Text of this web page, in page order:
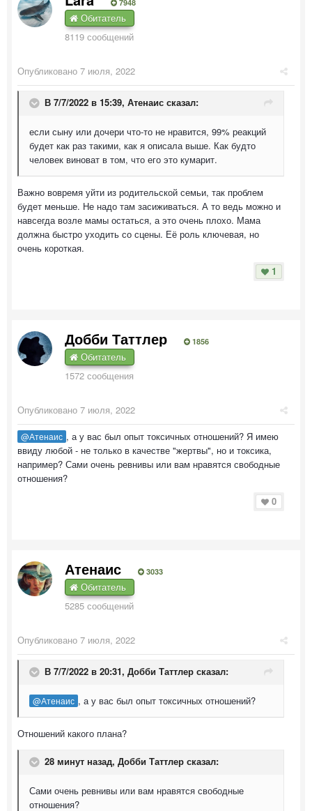
7948
Обитатель
8119 сообщений
Опубликовано 7 июля, 2022
В 7/7/2022 в 15:39, Атенаис сказал:
если сыну или дочери что-то не нравится, 99% реакций
будет как раз такими, как я описала выше. Как будто
человек виноват в том, что его это кумарит.
Важно вовремя уйти из родительской семьи, так проблем
будет меньше. Не надо там засиживаться. А то ведь можно и
навсегда возле мамы остаться, а это очень плохо. Мама
должна быстро уходить со сцены. Её роль ключевая, но
очень короткая.
1
Добби Таттлер 1856
Обитатель
1572 сообщения
Опубликовано 7 июля, 2022
@Атенаис , а у вас был опыт токсичных отношений? Я имею
ввиду любой - не только в качестве "жертвы", но и токсика,
например? Сами очень ревнивы или вам нравятся свободные
отношения?
0
Атенаис 3033
Обитатель
5285 сообщений
Опубликовано 7 июля, 2022
В 7/7/2022 в 20:31, Добби Таттлер сказал:
@Атенаис , а у вас был опыт токсичных отношений?
Отношений какого плана?
28 минут назад, Добби Таттлер сказал:
Сами очень ревнивы или вам нравятся свободные
отношения?